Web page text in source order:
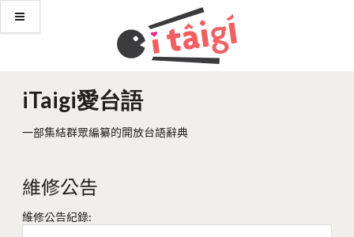
iTaigi愛台語
一部集結群眾編纂的開放台語辭典
維修公告
維修公告紀錄: